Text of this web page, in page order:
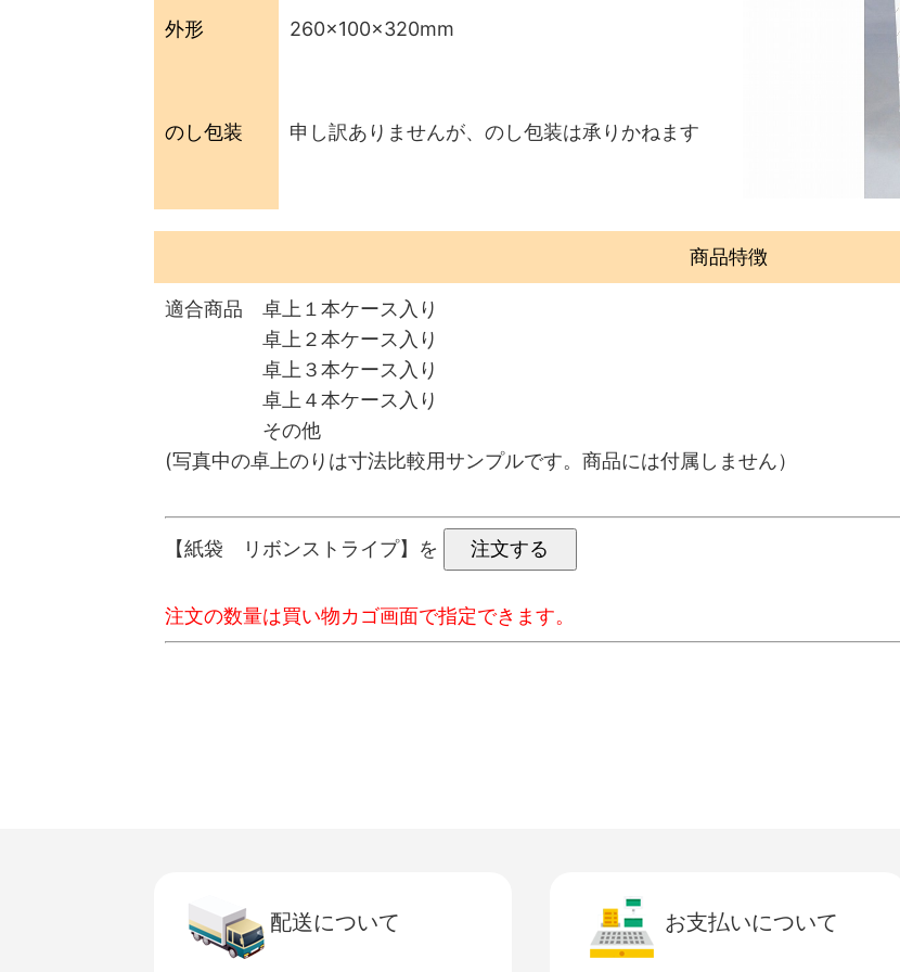
外形 260×100×320mm
のし包装 申し訳ありませんが、のし包装は承りかねます
商品特徴
適合商品 卓上１本ケース入り
卓上２本ケース入り
卓上３本ケース入り
卓上４本ケース入り
その他
(写真中の卓上のりは寸法比較用サンプルです。商品には付属しません）
【紙袋 リボンストライプ】を
注文の数量は買い物カゴ画面で指定できます。
配送について お支払いについて